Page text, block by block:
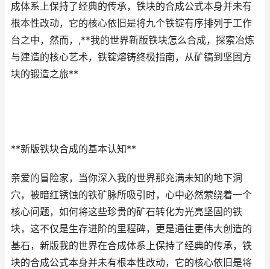
成体系上保持了经典的传承，铁块的合成公式本身并未有
根本性改动，它的核心依旧是将九个铁锭有序排列于工作
台之中，然而，,**我的世界新版铁块怎么合成，探索冶炼
与建造的核心艺术，铁锭熔铸终极指南，从矿镐到坚固方
块的锻造之旅**
**新版铁块合成的基本认知**
亲爱的冒险家，当你深入我的世界那充满未知的地下洞
穴，被暗红锈蚀的铁矿脉所吸引时，心中必然萦绕着一个
核心问题，如何将这些珍贵的矿石转化为光亮坚固的铁
块，这不仅是生存进阶的里程碑，更是通往更伟大创造的
基石，新版我的世界在合成体系上保持了经典的传承，铁
块的合成公式本身并未有根本性改动，它的核心依旧是将